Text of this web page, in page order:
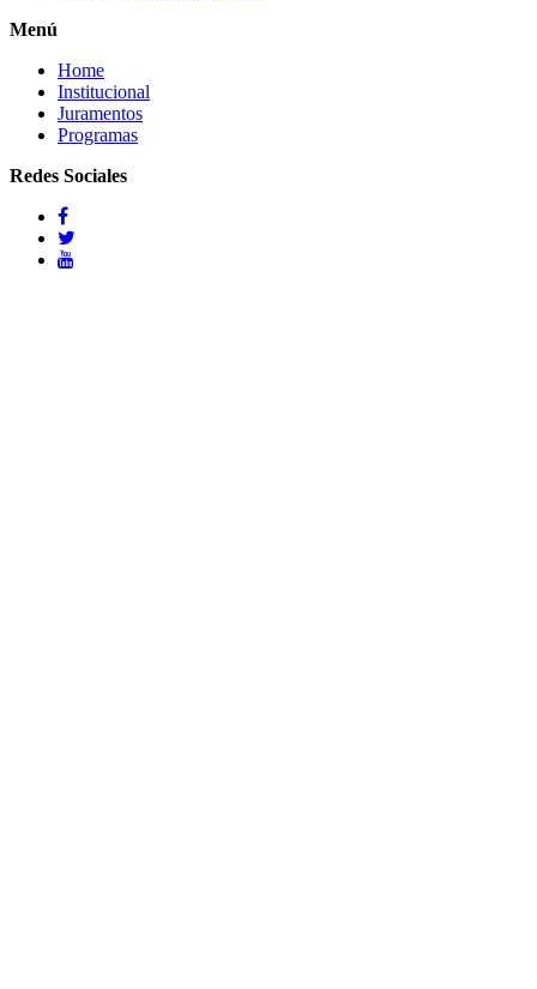
Menú
Home
Institucional
Juramentos
Programas
Redes Sociales